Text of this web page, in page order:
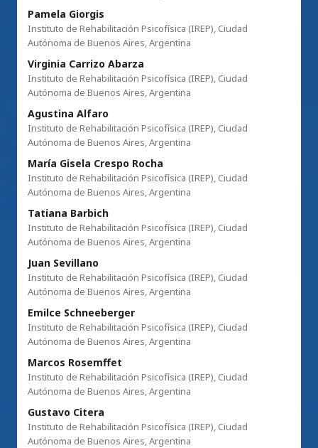
Pamela Giorgis
Instituto de Rehabilitación Psicofísica (IREP), Ciudad
Autónoma de Buenos Aires, Argentina
Virginia Carrizo Abarza
Instituto de Rehabilitación Psicofísica (IREP), Ciudad
Autónoma de Buenos Aires, Argentina
Agustina Alfaro
Instituto de Rehabilitación Psicofísica (IREP), Ciudad
Autónoma de Buenos Aires, Argentina
María Gisela Crespo Rocha
Instituto de Rehabilitación Psicofísica (IREP), Ciudad
Autónoma de Buenos Aires, Argentina
Tatiana Barbich
Instituto de Rehabilitación Psicofísica (IREP), Ciudad
Autónoma de Buenos Aires, Argentina
Juan Sevillano
Instituto de Rehabilitación Psicofísica (IREP), Ciudad
Autónoma de Buenos Aires, Argentina
Emilce Schneeberger
Instituto de Rehabilitación Psicofísica (IREP), Ciudad
Autónoma de Buenos Aires, Argentina
Marcos Rosemffet
Instituto de Rehabilitación Psicofísica (IREP), Ciudad
Autónoma de Buenos Aires, Argentina
Gustavo Citera
Instituto de Rehabilitación Psicofísica (IREP), Ciudad
Autónoma de Buenos Aires, Argentina